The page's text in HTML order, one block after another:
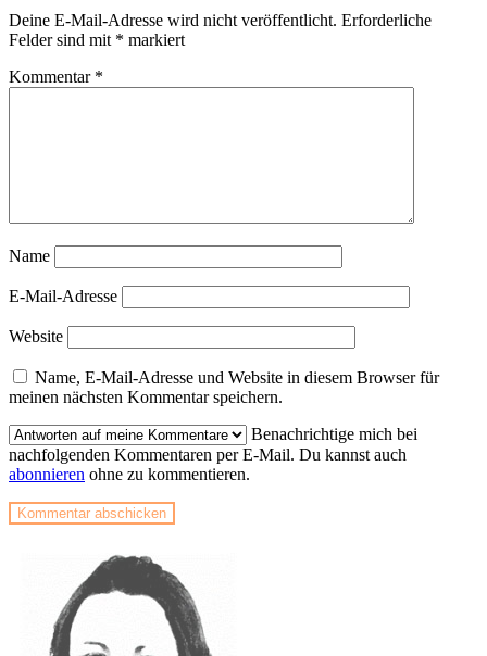
Deine E-Mail-Adresse wird nicht veröffentlicht. Erforderliche
Felder sind mit * markiert
Kommentar *
Name
E-Mail-Adresse
Website
Name, E-Mail-Adresse und Website in diesem Browser für
meinen nächsten Kommentar speichern.
Benachrichtige mich bei
nachfolgenden Kommentaren per E-Mail. Du kannst auch
abonnieren ohne zu kommentieren.